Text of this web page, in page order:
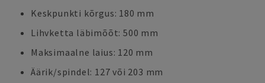
Keskpunkti kõrgus: 180 mm
Lihvketta läbimõõt: 500 mm
Maksimaalne laius: 120 mm
Äärik/spindel: 127 või 203 mm